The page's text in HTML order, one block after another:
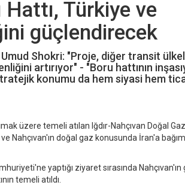
Hattı, Türkiye ve
güçlendirecek
Shokri: "Proje, diğer transit
artırıyor" - "Boru hattının
konumu da hem siyasi hem
üzere temeli atılan Iğdır-Nahçıvan Doğal
doğal gaz konusunda İran'a
yaptığı ziyaret sırasında
temeli atıldı.